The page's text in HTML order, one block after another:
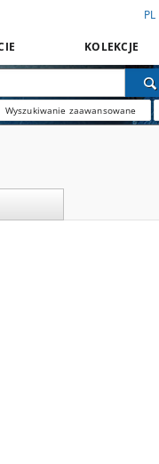
PL
KOLEKCJE
Wyszukiwanie zaawansowane